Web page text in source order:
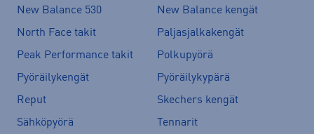
New Balance 530
New Balance kengät
North Face takit
Paljasjalkakengät
Peak Performance takit
Polkupyörä
Pyöräilykengät
Pyöräilykypärä
Reput
Skechers kengät
Sähköpyörä
Tennarit